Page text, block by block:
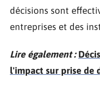
décisions sont
entreprises et des
Lire également :
l'impact sur prise de